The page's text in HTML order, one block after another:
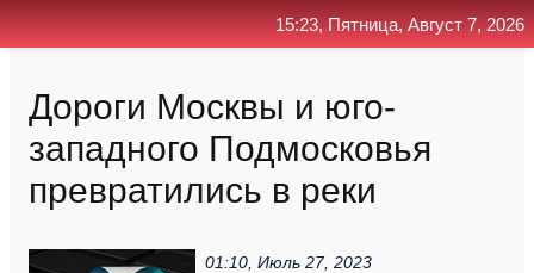
Дороги Москвы и юго-
западного Подмосковья
превратились в реки
01:10, Июль 27, 2023
15:23, Пятница, Август 7, 2026